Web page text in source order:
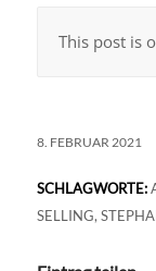
This post is
8. FEBRUAR 2021
SCHLAGWORTE:
SELLING,